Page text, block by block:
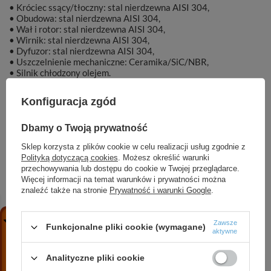
• Króciec ssący/tłoczny: stal nierdzewna AISI 304,
• Obudowa: stal nierdzewna AISI 304,
• Wał i rotor: stal nierdzewna AISI 304,
• Wirnik: stal nierdzewna AISI 304,
• Dyfuzor: stal nierdzewna AISI 304,
• Uszczelnienie mechaniczne: Ceramika/SiC/NBR,
• Silnik chłodzony olejem.
Symbol KAT00264
ZOBACZ RÓWNIEŻ
6 SPINOX 30-6 (5,5 kW, 400 V) pompa głębinowa
Konfiguracja zgód
Dbamy o Twoją prywatność
Sklep korzysta z plików cookie w celu realizacji usług zgodnie z
Polityką dotyczącą cookies. Możesz określić warunki
przechowywania lub dostępu do cookie w Twojej przeglądarce.
Więcej informacji na temat warunków i prywatności można
znaleźć także na stronie Prywatność i warunki Google.
Funkcjonalne pliki cookie (wymagane)
Zawsze
aktywne
Analityczne pliki cookie